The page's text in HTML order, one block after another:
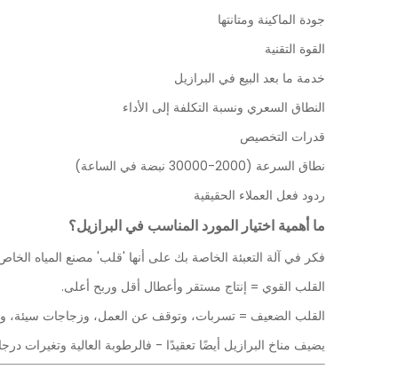
جودة الماكينة ومتانتها
القوة التقنية
خدمة ما بعد البيع في البرازيل
النطاق السعري ونسبة التكلفة إلى الأداء
قدرات التخصيص
نطاق السرعة (2000-30000 نبضة في الساعة)
ردود فعل العملاء الحقيقية
ما أهمية اختيار المورد المناسب في البرازيل؟
فكر في آلة التعبئة الخاصة بك على أنها 'قلب' مصنع المياه
القلب القوي = إنتاج مستقر وأعطال أقل وربح أعلى.
القلب الضعيف = تسربات، وتوقف عن العمل، وزجاجات سيئة،
يضيف مناخ البرازيل أيضًا تعقيدًا - فالرطوبة العالية وتغيرات